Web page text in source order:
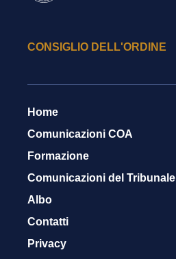
CONSIGLIO DELL'ORDINE
Home
Comunicazioni COA
Formazione
Comunicazioni del Tribunale
Albo
Contatti
Privacy